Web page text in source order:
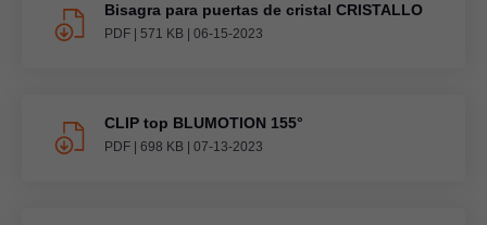
Bisagra para puertas de cristal CRISTALLO
PDF 571 KB 06-15-2023
CLIP top BLUMOTION 155°
PDF 698 KB 07-13-2023